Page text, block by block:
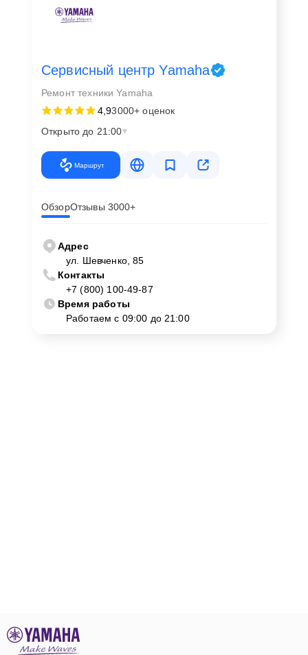
Сервисный центр Yamaha
Ремонт техники Yamaha
4,93000+ оценок
Открыто до 21:00
Маршрут
ОбзорОтзывы 3000+
Адрес
ул. Шевченко, 85
Контакты
+7 (800) 100-49-87
Время работы
Работаем с 09:00 до 21:00